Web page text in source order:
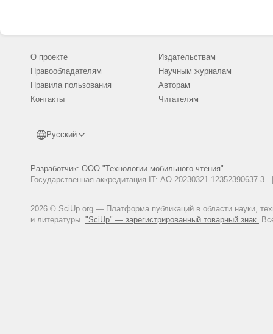
О проекте
Правообладателям
Правила пользования
Контакты
Русский
Разработчик: ООО "Технологии мобильного чтения"
Государственная аккредитация IT: АО-20230321-
2026 © SciUp.org — Платформа публикаций в области науки,
и литературы. "SciUp" — зарегистрированный товарный знак.
Издательствам
Научным журналам
Авторам
Читателям